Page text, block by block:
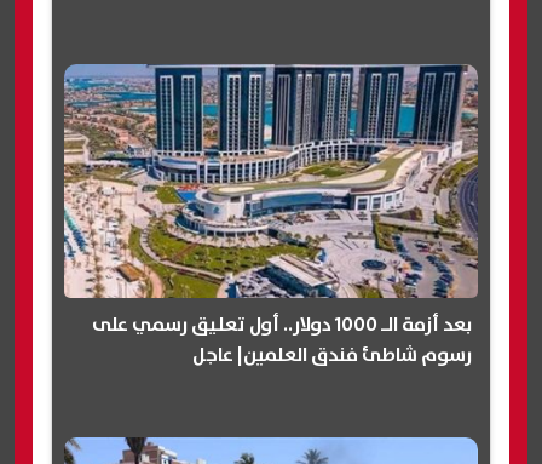
بعد أزمة الـ 1000 دولار.. أول تعليق رسمي على
رسوم شاطئ فندق العلمين| عاجل